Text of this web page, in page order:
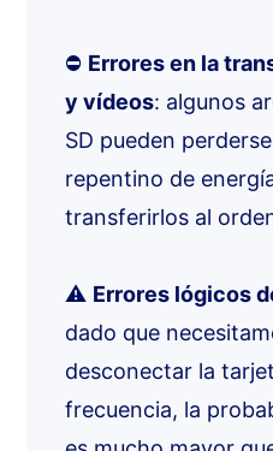
⛔ Errores en la
y vídeos: algunos
SD pueden
repentino de
transferirlos al
⚠️ Errores lógicos
dado que
desconectar la
frecuencia, la